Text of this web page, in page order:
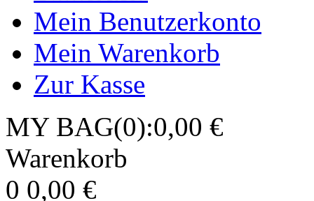
Mein Benutzerkonto
Mein Warenkorb
Zur Kasse
MY BAG(0):0,00 €
Warenkorb
0 0,00 €